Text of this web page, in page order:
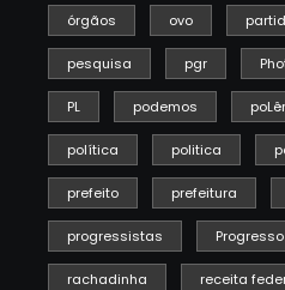
órgãos ovo
pesquisa pgr
PL podemos
política politica
prefeito prefeitura
progressistas Progresso
rachadinha receita